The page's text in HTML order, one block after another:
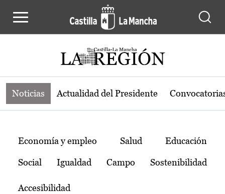
Noticias de la región de Castilla-La
Noticias Actualidad del Presidente
Temas
Economía y empleo Salud Educación
Social Igualdad Campo Sostenibilidad
Accesibilidad